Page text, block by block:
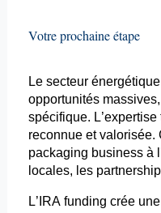
Votre prochaine étape
Le secteur
opportunités
spécifique.
reconnue et valorisée.
packaging business à
locales, les
L’IRA funding crée